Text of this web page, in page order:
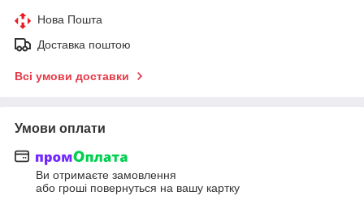
Нова Пошта
Доставка поштою
Всі умови доставки
Умови оплати
Ви отримаєте замовлення
або гроші повернуться на вашу картку